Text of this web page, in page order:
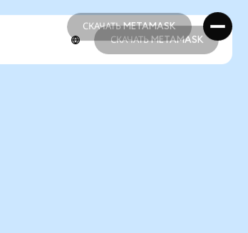
СКАЧАТЬ METAMASK
СКАЧАТЬ METAMASK
СКАЧАТЬ METAMASK